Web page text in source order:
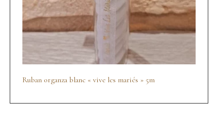
Ruban organza blanc « vive les mariés » 5m